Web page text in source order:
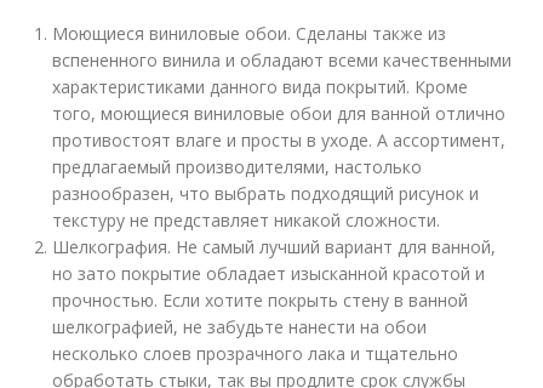
Моющиеся виниловые обои. Сделаны также из
вспененного винила и обладают всеми качественными
характеристиками данного вида покрытий. Кроме
того, моющиеся виниловые обои для ванной отлично
противостоят влаге и просты в уходе. А ассортимент,
предлагаемый производителями, настолько
разнообразен, что выбрать подходящий рисунок и
текстуру не представляет никакой сложности.
Шелкография. Не самый лучший вариант для ванной,
но зато покрытие обладает изысканной красотой и
прочностью. Если хотите покрыть стену в ванной
шелкографией, не забудьте нанести на обои
несколько слоев прозрачного лака и тщательно
обработать стыки, так вы продлите срок службы